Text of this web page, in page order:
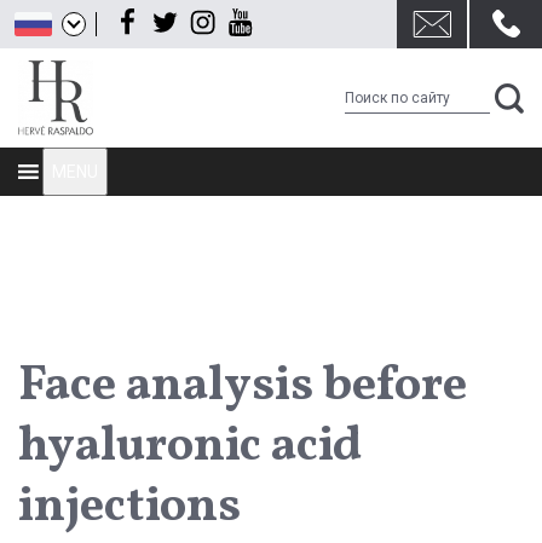
Перейти
содержанию
Facebook
TwitterInstagram
Youtube
Face analysis before
hyaluronic acid
injections